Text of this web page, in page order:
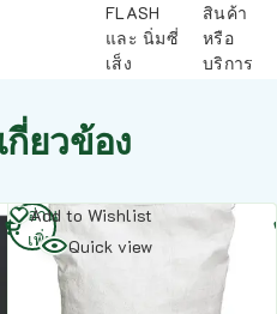
FLASH
และ นิ่มซี่
เส็ง
สินค้า
หรือ
บริการ
ยวข้อง
Add to Wishlist
Quick view
อ่าน
เพิ่ม